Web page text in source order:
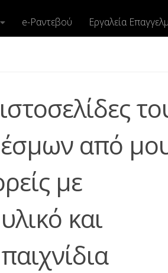
e-Ραντεβού Εργαλεία
από
με
και